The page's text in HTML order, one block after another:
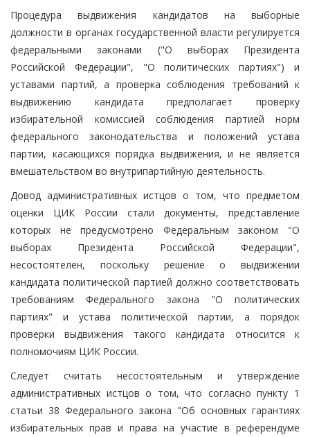
Процедура выдвижения кандидатов на выборные
должности в органах государственной власти регулируется
федеральными законами ("О выборах Президента
Российской Федерации", "О политических партиях") и
уставами партий, а проверка соблюдения требований к
выдвижению кандидата предполагает проверку
избирательной комиссией соблюдения партией норм
федерального законодательства и положений устава
партии, касающихся порядка выдвижения, и не является
вмешательством во внутрипартийную деятельность.
Довод административных истцов о том, что предметом
оценки ЦИК России стали документы, представление
которых не предусмотрено Федеральным законом "О
выборах Президента Российской Федерации",
несостоятелен, поскольку решение о выдвижении
кандидата политической партией должно соответствовать
требованиям Федерального закона "О политических
партиях" и устава политической партии, а порядок
проверки выдвижения такого кандидата относится к
полномочиям ЦИК России.
Следует считать несостоятельным и утверждение
административных истцов о том, что согласно пункту 1
статьи 38 Федерального закона "Об основных гарантиях
избирательных прав и права на участие в референдуме